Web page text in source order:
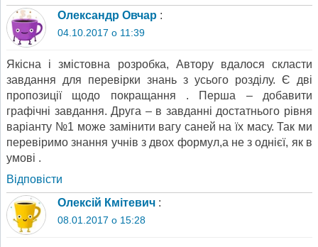
Олександр Овчар :
04.10.2017 о 11:39
Якісна і змістовна розробка, Автору вдалося скласти
завдання для перевірки знань з усього розділу. Є дві
пропозиції щодо покращання . Перша – добавити
графічні завдання. Друга – в завданні достатнього рівня
варіанту №1 може замінити вагу саней на їх масу. Так ми
перевіримо знання учнів з двох формул,а не з однієї, як в
умові .
Відповіcти
Олексій Кмітевич :
08.01.2017 о 15:28